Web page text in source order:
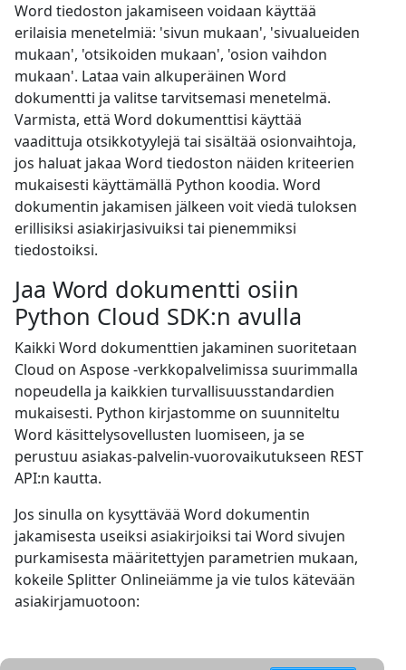
Word tiedoston jakamiseen voidaan käyttää
erilaisia menetelmiä: 'sivun mukaan', 'sivualueiden
mukaan', 'otsikoiden mukaan', 'osion vaihdon
mukaan'. Lataa vain alkuperäinen Word
dokumentti ja valitse tarvitsemasi menetelmä.
Varmista, että Word dokumenttisi käyttää
vaadittuja otsikkotyylejä tai sisältää osionvaihtoja,
jos haluat jakaa Word tiedoston näiden kriteerien
mukaisesti käyttämällä Python koodia. Word
dokumentin jakamisen jälkeen voit viedä tuloksen
erillisiksi asiakirjasivuiksi tai pienemmiksi
tiedostoiksi.
Jaa Word dokumentti osiin
Python Cloud SDK:n avulla
Kaikki Word dokumenttien jakaminen suoritetaan
Cloud on Aspose -verkkopalvelimissa suurimmalla
nopeudella ja kaikkien turvallisuusstandardien
mukaisesti. Python kirjastomme on suunniteltu
Word käsittelysovellusten luomiseen, ja se
perustuu asiakas-palvelin-vuorovaikutukseen REST
API:n kautta.
Jos sinulla on kysyttävää Word dokumentin
jakamisesta useiksi asiakirjoiksi tai Word sivujen
purkamisesta määritettyjen parametrien mukaan,
kokeile Splitter Onlineiämme ja vie tulos kätevään
asiakirjamuotoon: